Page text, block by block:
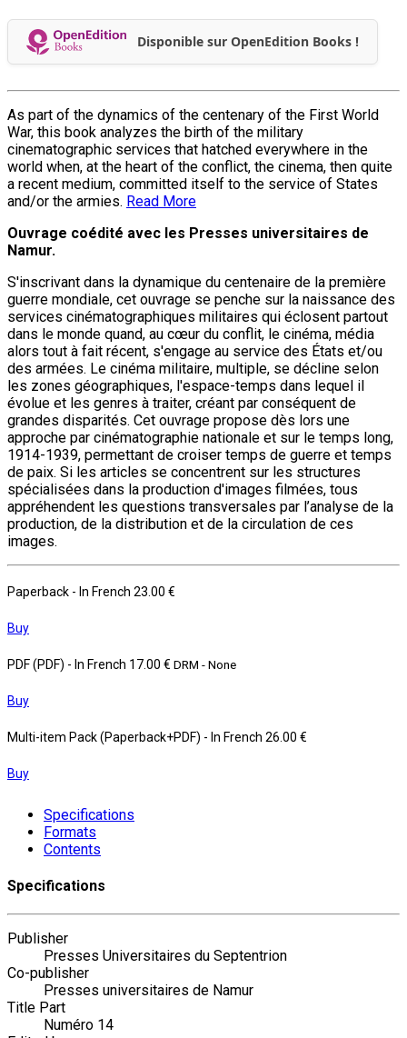
Disponible sur OpenEdition Books !
As part of the dynamics of the centenary of the First World
War, this book analyzes the birth of the military
cinematographic services that hatched everywhere in the
world when, at the heart of the conflict, the cinema, then quite
a recent medium, committed itself to the service of States
and/or the armies. Read More
Ouvrage coédité avec les Presses universitaires de
Namur.
S'inscrivant dans la dynamique du centenaire de la première
guerre mondiale, cet ouvrage se penche sur la naissance des
services cinématographiques militaires qui éclosent partout
dans le monde quand, au cœur du conflit, le cinéma, média
alors tout à fait récent, s'engage au service des États et/ou
des armées. Le cinéma militaire, multiple, se décline selon
les zones géographiques, l'espace-temps dans lequel il
évolue et les genres à traiter, créant par conséquent de
grandes disparités. Cet ouvrage propose dès lors une
approche par cinématographie nationale et sur le temps long,
1914-1939, permettant de croiser temps de guerre et temps
de paix. Si les articles se concentrent sur les structures
spécialisées dans la production d'images filmées, tous
appréhendent les questions transversales par l’analyse de la
production, de la distribution et de la circulation de ces
images.
Paperback - In French 23.00 €
Buy
PDF (PDF) - In French 17.00 € DRM - None
Buy
Multi-item Pack (Paperback+PDF) - In French 26.00 €
Buy
Specifications
Formats
Contents
Specifications
Publisher
Presses Universitaires du Septentrion
Co-publisher
Presses universitaires de Namur
Title Part
Numéro 14